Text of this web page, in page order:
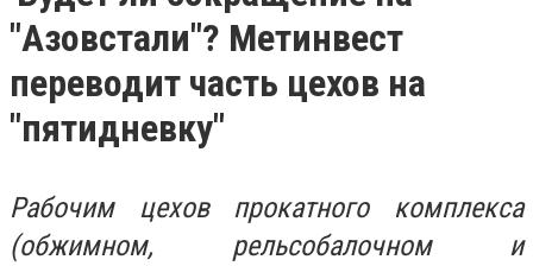
"Азовстали"? Метинвест
переводит часть цехов на
"пятидневку"
Рабочим цехов прокатного комплекса
(обжимном, рельсобалочном и